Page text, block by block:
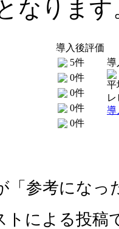
なります
導入後評価
5件
0件
0件
0件
0件
導
平
導
「参考になっ
トによる投稿